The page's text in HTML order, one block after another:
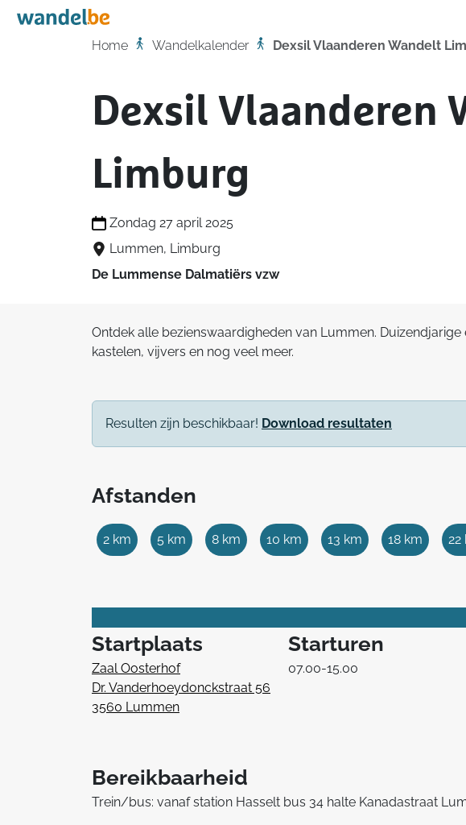
Home
Home Wandelkalender Dexsil Vlaanderen Wandelt
Dexsil Vlaanderen
Limburg
Zondag 27 april 2025
Lummen, Limburg
De Lummense Dalmatiërs vzw
Ontdek alle bezienswaardigheden van Lummen.
kastelen, vijvers en nog veel meer.
Resulten zijn beschikbaar! Download resultaten
Afstanden
2 km 5 km 8 km 10 km 13 km 18 km 22
Startplaats
Zaal Oosterhof
Dr. Vanderhoeydonckstraat 56
3560 Lummen
Starturen
07.00-15.00
Bereikbaarheid
Trein/bus: vanaf station Hasselt bus 34 halte Kanadastraat